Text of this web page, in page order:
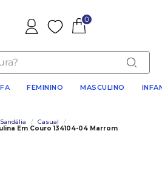
Favoritos
0
FEMININO MASCULINO
Sandália / Casual
/
Em Couro 134104-04 Marrom